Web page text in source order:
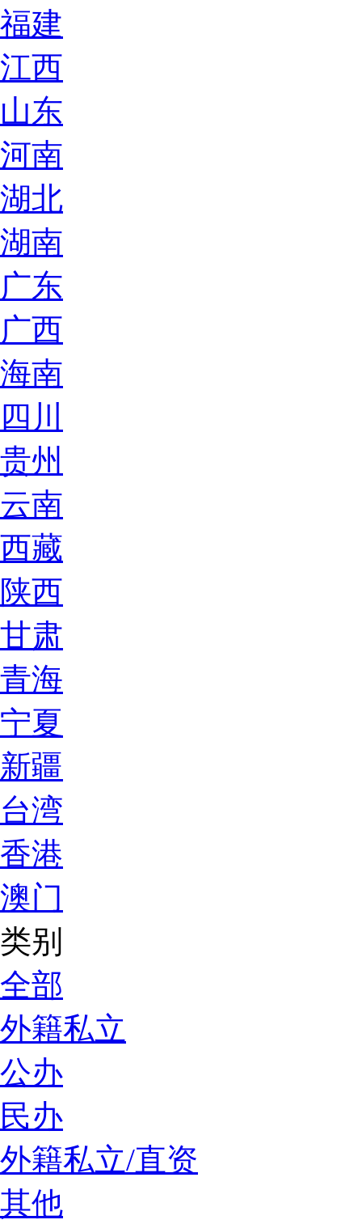
福建
江西
山东
河南
湖北
湖南
广东
广西
海南
四川
贵州
云南
西藏
陕西
甘肃
青海
宁夏
新疆
台湾
香港
澳门
类别
全部
外籍私立
公办
民办
外籍私立/直资
其他